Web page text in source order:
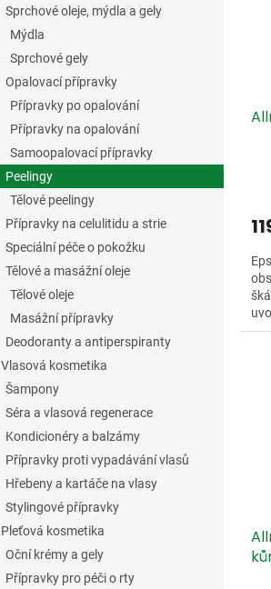
Sprchové oleje, mýdla a gely
Mýdla
Sprchové gely
Opalovací přípravky
Přípravky po opalování
Přípravky na opalování
Samoopalovací přípravky
Peelingy
Tělové peelingy
Přípravky na celulitidu a strie
Speciální péče o pokožku
Tělové a masážní oleje
Tělové oleje
Masážní přípravky
Deodoranty a antiperspiranty
Vlasová kosmetika
Šampony
Séra a vlasová regenerace
Kondicionéry a balzámy
Přípravky proti vypadávání vlasů
Hřebeny a kartáče na vlasy
Stylingové přípravky
Pleťová kosmetika
Oční krémy a gely
Přípravky pro péči o rty
lze